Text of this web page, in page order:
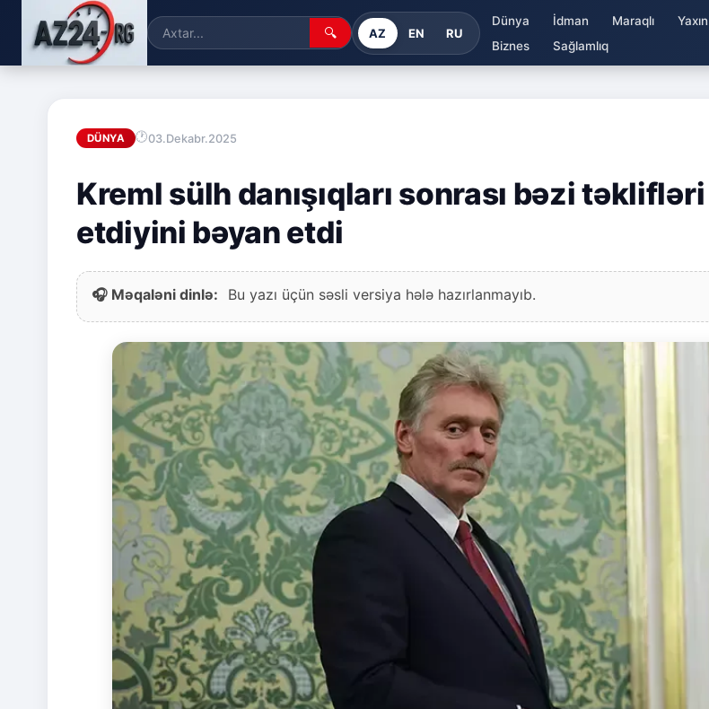
🔍 AZ EN RU
Dünya İdman Maraqlı
Biznes
Sağlamlıq
DÜNYA 03.Dekabr.2025
Kreml sülh danışıqları sonrası bəzi
etdiyini bəyan etdi
🎧 Məqaləni dinlə: Bu yazı üçün səsli versiya hələ hazırlanmayıb.